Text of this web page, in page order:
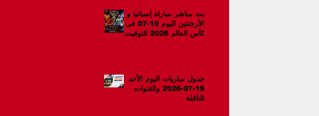
بث مباشر مباراة إسبانيا و
الأرجنتين اليوم 19-07 فى
كأس العالم 2026 التوقيت
جدول مباريات اليوم الأحد
19-07-2026 والقنوات
الناقلة